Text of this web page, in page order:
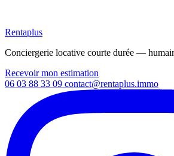
Rentaplus
Conciergerie locative courte durée —
Recevoir mon estimation
06 03 88 33 09 contact@rentaplus.immo